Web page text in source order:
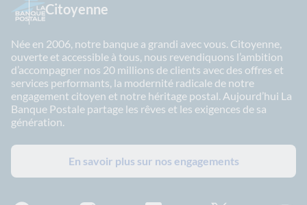
Citoyenne
Née en 2006, notre banque a grandi avec vous. Citoyenne,
ouverte et accessible à tous, nous revendiquons l’ambition
d’accompagner nos 20 millions de clients avec des offres et
services performants, la modernité radicale de notre
engagement citoyen et notre héritage postal. Aujourd’hui La
Banque Postale partage les rêves et les exigences de sa
génération.
En savoir plus sur nos engagements